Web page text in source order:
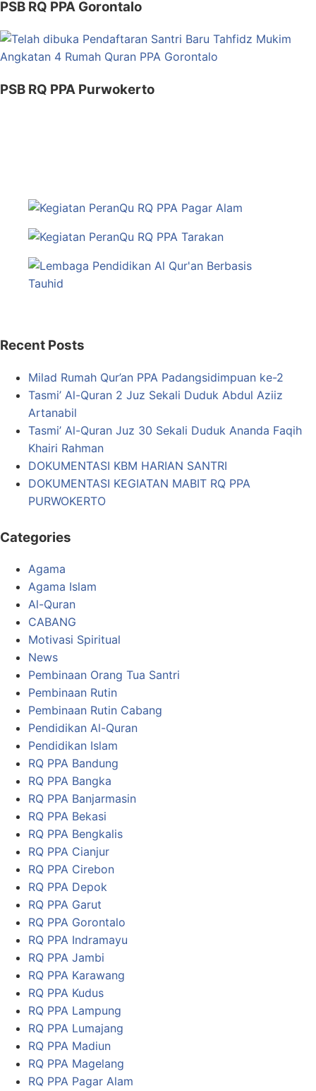
PSB RQ PPA Gorontalo
PSB RQ PPA Purwokerto
Recent Posts
Milad Rumah Qur’an PPA Padangsidimpuan ke-2
Tasmi’ Al-Quran 2 Juz Sekali Duduk Abdul Aziiz
Artanabil
Tasmi’ Al-Quran Juz 30 Sekali Duduk Ananda Faqih
Khairi Rahman
DOKUMENTASI KBM HARIAN SANTRI
DOKUMENTASI KEGIATAN MABIT RQ PPA
PURWOKERTO
Categories
Agama
Agama Islam
Al-Quran
CABANG
Motivasi Spiritual
News
Pembinaan Orang Tua Santri
Pembinaan Rutin
Pembinaan Rutin Cabang
Pendidikan Al-Quran
Pendidikan Islam
RQ PPA Bandung
RQ PPA Bangka
RQ PPA Banjarmasin
RQ PPA Bekasi
RQ PPA Bengkalis
RQ PPA Cianjur
RQ PPA Cirebon
RQ PPA Depok
RQ PPA Garut
RQ PPA Gorontalo
RQ PPA Indramayu
RQ PPA Jambi
RQ PPA Karawang
RQ PPA Kudus
RQ PPA Lampung
RQ PPA Lumajang
RQ PPA Madiun
RQ PPA Magelang
RQ PPA Pagar Alam